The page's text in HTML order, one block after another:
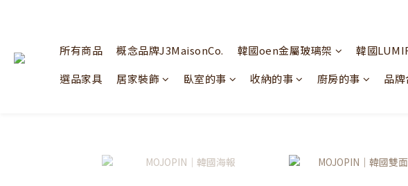
所有商品 概念品牌J3MaisonCo. 韓國oen金屬玻璃架 韓國
選品家具
居家裝飾 臥室的事 收納的事 廚房的事 品